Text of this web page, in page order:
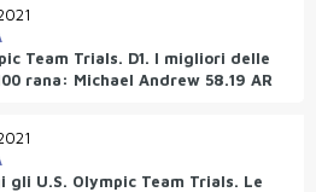
Team Trials. D1. I migliori delle
rana: Michael Andrew 58.19 AR
gli U.S. Olympic Team Trials. Le